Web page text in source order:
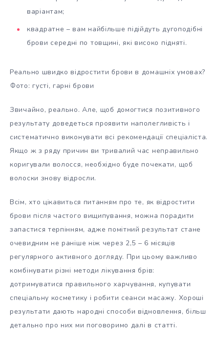
варіантам;
квадратне – вам найбільше підійдуть дугоподібні
брови середні по товщині, які високо підняті.
Реально швидко відростити брови в домашніх умовах?
Фото: густі, гарні брови
Звичайно, реально. Але, щоб домогтися позитивного
результату доведеться проявити наполегливість і
систематично виконувати всі рекомендації спеціаліста.
Якщо ж з ряду причин ви тривалий час неправильно
коригували волосся, необхідно буде почекати, щоб
волоски знову відросли.
Всім, хто цікавиться питанням про те, як відростити
брови після частого вищипування, можна порадити
запастися терпінням, адже помітний результат стане
очевидним не раніше ніж через 2,5 – 6 місяців
регулярного активного догляду. При цьому важливо
комбінувати різні методи лікування брів:
дотримуватися правильного харчування, купувати
спеціальну косметику і робити сеанси масажу. Хороші
результати дають народні способи відновлення, більш
детально про них ми поговоримо далі в статті.